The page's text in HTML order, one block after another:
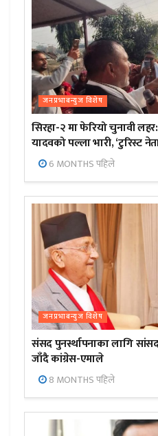
जनप्रभाबन्युज विशेष
सिरहा-२ मा फेरियो चुनावी
यादवको पल्ला भारी, ‘टुरिस्ट
6 MONTHS पहिले
जनप्रभाबन्युज विशेष
संसद पुनर्स्थापनाका लागि
जाँदै कांग्रेस-एमाले
8 MONTHS पहिले